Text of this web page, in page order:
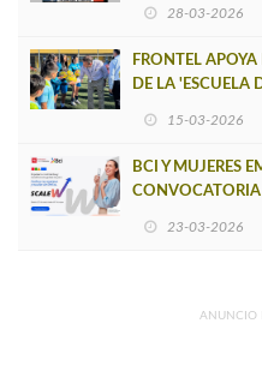
28-03-2026
FRONTEL
DE LA 'ESCUELA
15-03-2026
BCI Y MUJERES
CONVOCATORIA
23-03-2026
ANUNCIO